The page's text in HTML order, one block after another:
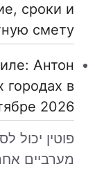
сроки и
смету
Антон
городах в
2026
פוטין יכול
מערביים